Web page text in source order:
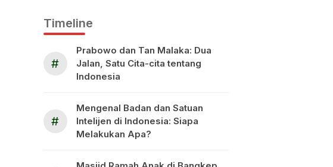
Timeline
#
Prabowo dan Tan Malaka: Dua
Jalan, Satu Cita-cita tentang
Indonesia
#
Mengenal Badan dan Satuan
Intelijen di Indonesia: Siapa
Melakukan Apa?